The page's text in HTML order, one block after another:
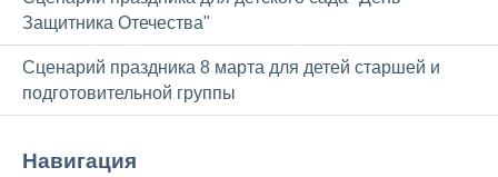
Защитника Отечества"
Сценарий праздника 8 марта для детей старшей и
подготовительной группы
Навигация